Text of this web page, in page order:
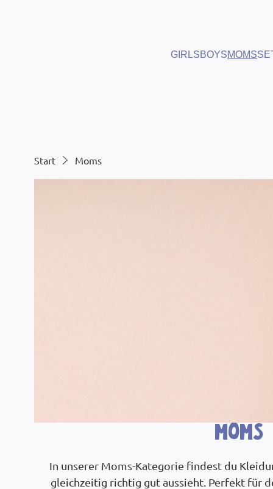
GIRLSBOYSMOMS
Start Moms
Moms
In unserer Moms-Kategorie findest du
gleichzeitig richtig gut aussieht. Perfekt für